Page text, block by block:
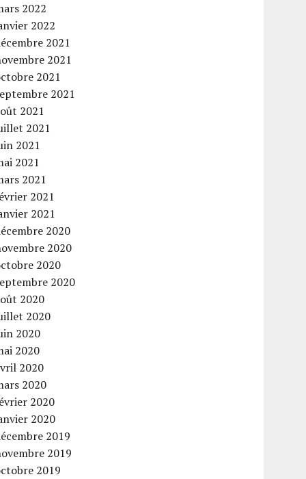
2022
2022
2021
2021
2021
2021
2021
2021
2021
2021
2021
2021
2021
2020
2020
2020
2020
2020
2020
2020
2020
2020
2020
2020
2020
2019
2019
2019